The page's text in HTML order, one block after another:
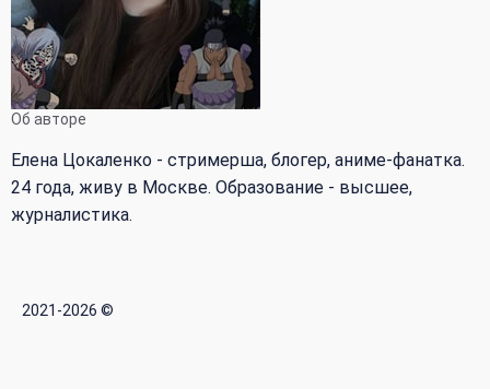
Об авторе
Елена Цокаленко - стримерша, блогер, аниме-фанатка.
24 года, живу в Москве. Образование - высшее,
журналистика.
2021-2026 ©